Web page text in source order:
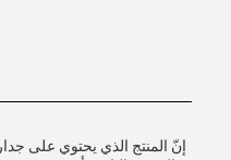
إنّ المنتج الذي يحتوي على